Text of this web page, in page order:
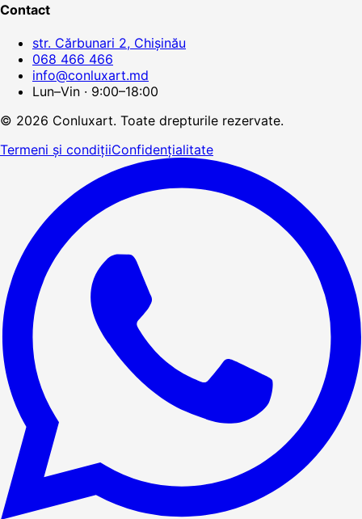
Contact
str. Cărbunari 2, Chișinău
068 466 466
info@conluxart.md
Lun–Vin · 9:00–18:00
© 2026 Conluxart. Toate drepturile rezervate.
Termeni și condițiiConfidențialitate